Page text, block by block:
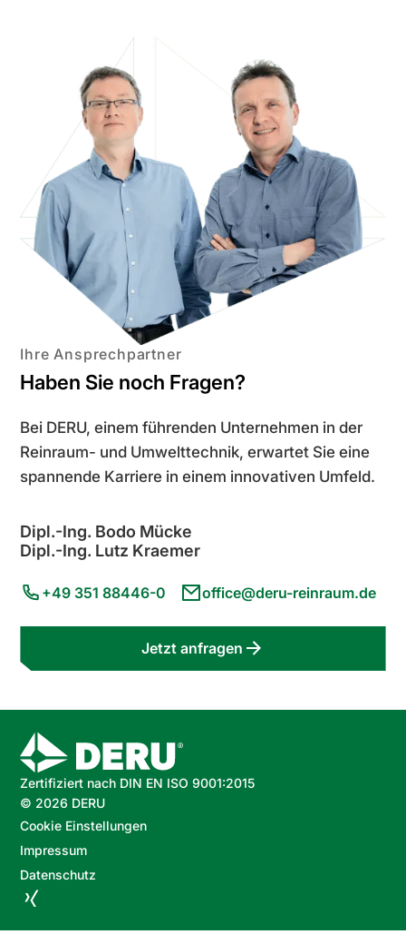
Ihre Ansprechpartner
Haben Sie noch Fragen?
Bei DERU, einem führenden Unternehmen in der
Reinraum- und Umwelttechnik, erwartet Sie eine
spannende Karriere in einem innovativen Umfeld.
Dipl.-Ing. Bodo Mücke
Dipl.-Ing. Lutz Kraemer
+49 351 88446-0 office@deru-reinraum.de
Jetzt anfragen
Zertifiziert nach DIN EN ISO 9001:2015
© 2026 DERU
Cookie Einstellungen
Impressum
Datenschutz